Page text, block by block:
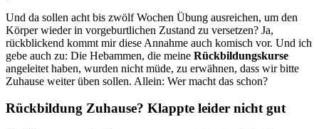
Und da sollen acht bis zwölf Wochen Übung ausreichen, um den
Körper wieder in vorgeburtlichen Zustand zu versetzen? Ja,
rückblickend kommt mir diese Annahme auch komisch vor. Und ich
gebe auch zu: Die Hebammen, die meine Rückbildungskurse
angeleitet haben, wurden nicht müde, zu erwähnen, dass wir bitte
Zuhause weiter üben sollen. Allein: Wer macht das schon?
Rückbildung Zuhause? Klappte leider nicht gut